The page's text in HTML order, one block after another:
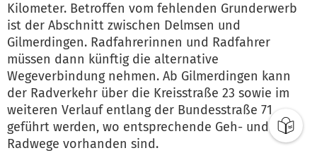
Kilometer. Betroffen vom fehlenden Grunderwerb
ist der Abschnitt zwischen Delmsen und
Gilmerdingen. Radfahrerinnen und Radfahrer
müssen dann künftig die alternative
Wegeverbindung nehmen. Ab Gilmerdingen kann
der Radverkehr über die Kreisstraße 23 sowie im
weiteren Verlauf entlang der Bundesstraße 71
geführt werden, wo entsprechende Geh- und
Radwege vorhanden sind.